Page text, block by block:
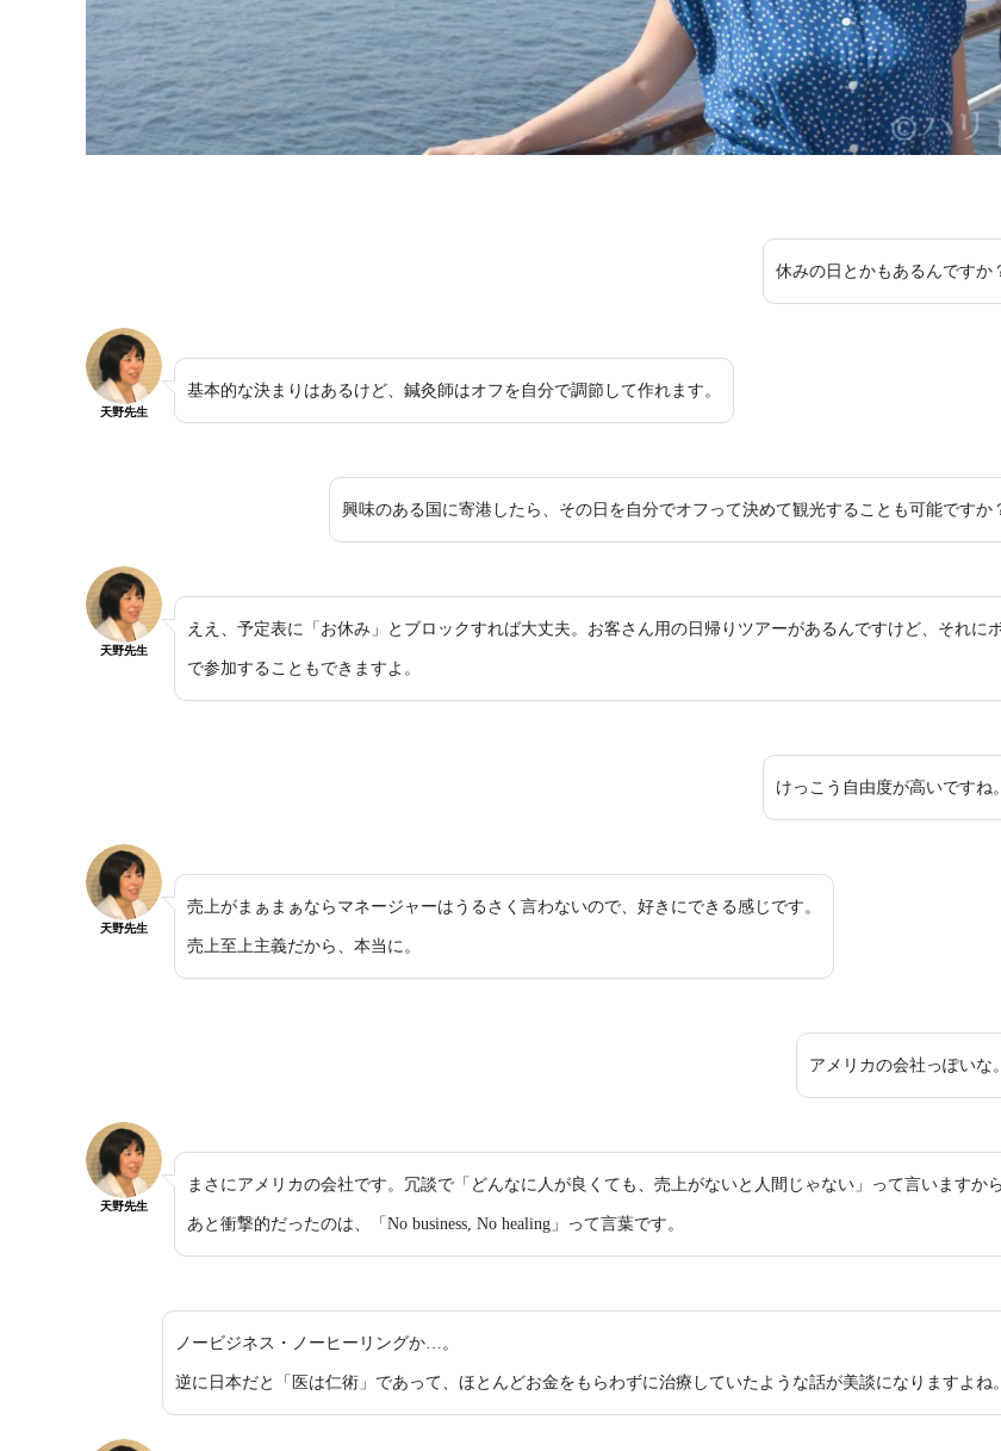
休みの日とかもあるんですか
天野先生
基本的な決まりはあるけど、鍼灸師はオフを自分で調節して作れます。
興味のある国に寄港したら、その日を自分でオフって決めて観光することも可能ですか
天野先生
ええ、予定表に「お休み」とブロックすれば大丈夫。お客さん用の日帰りツアーがあるんですけど、それに
で参加することもできますよ。
けっこう自由度が高いですね。
天野先生
売上がまぁまぁならマネージャーはうるさく言わないので、好きにできる感じです。
売上至上主義だから、本当に。
アメリカの会社っぽいな。
天野先生
まさにアメリカの会社です。冗談で「どんなに人が良くても、売上がないと人間じゃない」って言いますから
あと衝撃的だったのは、「No business, No healing」って言葉です。
ノービジネス・ノーヒーリングか…。
逆に日本だと「医は仁術」であって、ほとんどお金をもらわずに治療していたような話が美談になりますよね。